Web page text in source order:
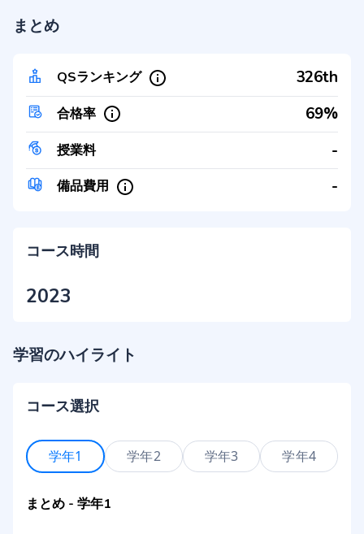
まとめ
QSランキング 326th
合格率 69%
授業料 -
備品費用 -
コース時間
2023
学習のハイライト
コース選択
学年1 学年2 学年3 学年4
まとめ - 学年1